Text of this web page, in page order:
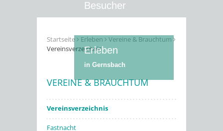
Besucher
Erleben
in Gernsbach
Startseite Erleben
Vereine & Brauchtum
Vereinsverzeichnis
VEREINE & BRAUCHTUM
Vereinsverzeichnis
Fastnacht